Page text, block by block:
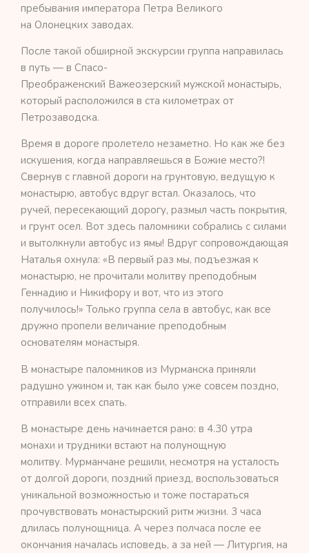
пребывания императора Петра Великого
на Олонецких заводах.
После такой обширной экскурсии группа направилась
в путь — в Спасо-
Преображенский Важеозерский мужской монастырь,
который расположился в ста километрах от
Петрозаводска.
Время в дороге пролетело незаметно. Но как же без
искушения, когда направляешься в Божие место?!
Свернув с главной дороги на грунтовую, ведущую к
монастырю, автобус вдруг встал. Оказалось, что
ручей, пересекающий дорогу, размыл часть покрытия,
и грунт осел. Вот здесь паломники собрались с силами
и вытолкнули автобус из ямы! Вдруг сопровождающая
Наталья охнула: «В первый раз мы, подъезжая к
монастырю, не прочитали молитву преподобным
Геннадию и Никифору и вот, что из этого
получилось!» Только группа села в автобус, как все
дружно пропели величание преподобным
основателям монастыря.
В монастыре паломников из Мурманска приняли
радушно ужином и, так как было уже совсем поздно,
отправили всех спать.
В монастыре день начинается рано: в 4.30 утра
монахи и трудники встают на полунощную
молитву. Мурманчане решили, несмотря на усталость
от долгой дороги, поздний приезд, воспользоваться
уникальной возможностью и тоже постараться
прочувствовать монастырский ритм жизни. 3 часа
длилась полунощница. А через полчаса после ее
окончания началась исповедь, а за ней — Литургия, на